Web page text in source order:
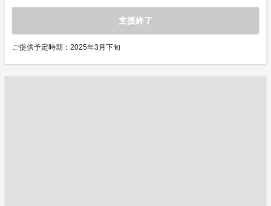
支援終了
ご提供予定時期：2025年3月下旬